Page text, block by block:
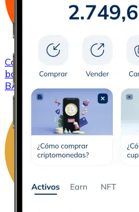
Comprar
bancariacon tarjeta
BAT